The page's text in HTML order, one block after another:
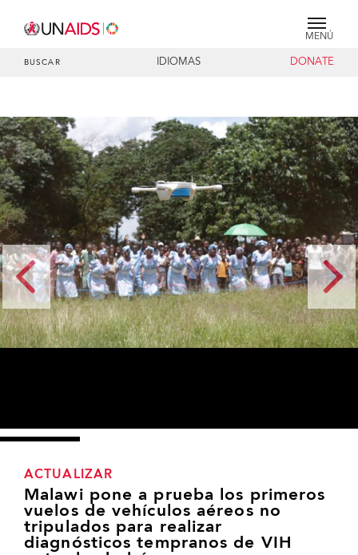
MENÚ
BUSCAR IDIOMAS DONATE
ACTUALIZAR
Malawi pone a prueba los primeros
vuelos de vehículos aéreos no
tripulados para realizar
diagnósticos tempranos de VIH